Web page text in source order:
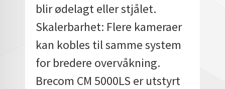
blir ødelagt eller stjålet.
Skalerbarhet: Flere kameraer
kan kobles til samme system
for bredere overvåkning.
Brecom CM 5000LS er utstyrt